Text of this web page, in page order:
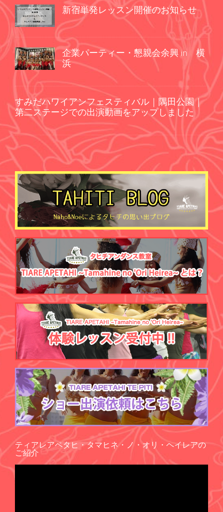
新宿単発レッスン開催のお知らせ
企業パーティー・懇親会余興 in 横
浜
すみだハワイアンフェスティバル｜隅田公園｜
第二ステージでの出演動画をアップしました
ティアレアペタヒ・タマヒネ・ノ・オリ・ヘイレアの
ご紹介